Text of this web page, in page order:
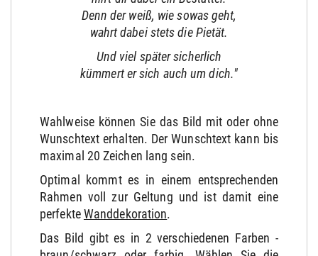
Denn der weiß, wie sowas geht,
wahrt dabei stets die Pietät.
Und viel später sicherlich
kümmert er sich auch um dich."
Wahlweise können Sie das Bild mit oder ohne
Wunschtext erhalten. Der Wunschtext kann bis
maximal 20 Zeichen lang sein.
Optimal kommt es in einem entsprechenden
Rahmen voll zur Geltung und ist damit eine
perfekteWanddekoration.
Das Bild gibt es in 2 verschiedenen Farben -